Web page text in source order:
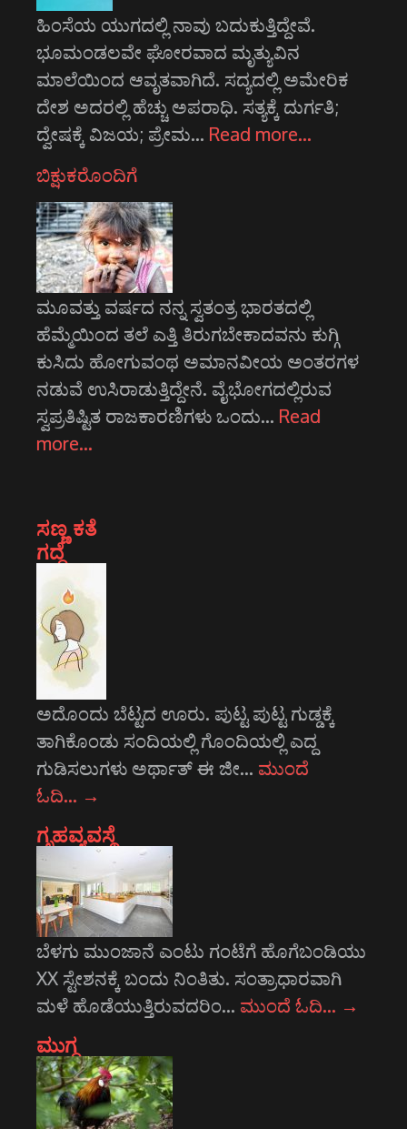
ಹಿಂಸೆಯ ಯುಗದಲ್ಲಿ ನಾವು ಬದುಕುತ್ತಿದ್ದೇವೆ.
ಭೂಮಂಡಲವೇ ಘೋರವಾದ ಮೃತ್ಯುವಿನ
ಮಾಲೆಯಿಂದ ಆವೃತವಾಗಿದೆ. ಸದ್ಯದಲ್ಲಿ ಅಮೇರಿಕ
ದೇಶ ಅದರಲ್ಲಿ ಹೆಚ್ಚು ಅಪರಾಧಿ. ಸತ್ಯಕ್ಕೆ ದುರ್ಗತಿ;
ದ್ವೇಷಕ್ಕೆ ವಿಜಯ; ಪ್ರೇಮ… Read more…
ಬಿಕ್ಷುಕರೊಂದಿಗೆ
ಮೂವತ್ತು ವರ್ಷದ ನನ್ನ ಸ್ವತಂತ್ರ ಭಾರತದಲ್ಲಿ
ಹೆಮ್ಮೆಯಿಂದ ತಲೆ ಎತ್ತಿ ತಿರುಗಬೇಕಾದವನು ಕುಗ್ಗಿ
ಕುಸಿದು ಹೋಗುವಂಥ ಅಮಾನವೀಯ ಅಂತರಗಳ
ನಡುವೆ ಉಸಿರಾಡುತ್ತಿದ್ದೇನೆ. ವೈಭೋಗದಲ್ಲಿರುವ
ಸ್ವಪ್ರತಿಷ್ಟಿತ ರಾಜಕಾರಣಿಗಳು ಒಂದು… Read
more…
ಸಣ್ಣ ಕತೆ
ಗದ್ದೆ
ಅದೊಂದು ಬೆಟ್ಟದ ಊರು. ಪುಟ್ಟ ಪುಟ್ಟ ಗುಡ್ಡಕ್ಕೆ
ತಾಗಿಕೊಂಡು ಸಂದಿಯಲ್ಲಿ ಗೊಂದಿಯಲ್ಲಿ ಎದ್ದ
ಗುಡಿಸಲುಗಳು ಅರ್ಥಾತ್ ಈ ಜೀ… ಮುಂದೆ
ಓದಿ… →
ಗೃಹವ್ಯವಸ್ಥೆ
ಬೆಳಗು ಮುಂಜಾನೆ ಎಂಟು ಗಂಟೆಗೆ ಹೊಗೆಬಂಡಿಯು
XX ಸ್ಟೇಶನಕ್ಕೆ ಬಂದು ನಿಂತಿತು. ಸಂತ್ರಾಧಾರವಾಗಿ
ಮಳೆ ಹೊಡೆಯುತ್ತಿರುವದರಿಂ… ಮುಂದೆ ಓದಿ… →
ಮುಗ್ಧ